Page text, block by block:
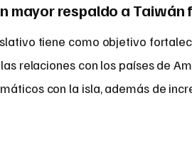
mayor respaldo a Taiwán
tiene como objetivo
relaciones con los países de
con la isla, además de